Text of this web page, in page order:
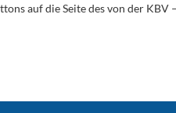
auf die Seite des von der